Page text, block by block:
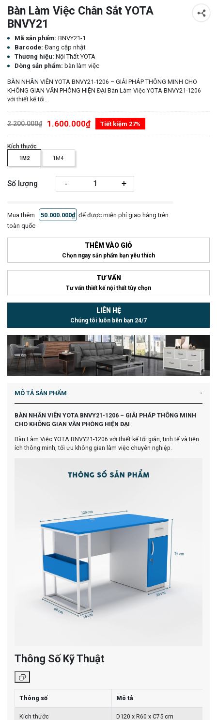
Bàn Làm Việc Chân Sắt YOTA
BNVY21
Mã sản phẩm: BNVY21-1
Barcode: Đang cập nhật
Thương hiệu: Nội Thất YOTA
Dòng sản phẩm: bàn làm việc
BÀN NHÂN VIÊN YOTA BNVY21-1206 – GIẢI PHÁP THÔNG MINH CHO
KHÔNG GIAN VĂN PHÒNG HIỆN ĐẠI Bàn Làm Việc YOTA BNVY21-1206
với thiết kế tối...
2.200.000₫ 1.600.000₫ Tiết kiệm 27%
Kích thước
1M2 1M4
Số lượng - +
Mua thêm 50.000.000₫ để được miễn phí giao hàng trên
toàn quốc
THÊM VÀO GIỎ
Chọn ngay sản phẩm bạn yêu thích
TƯ VẤN
Tư vấn thiết kế nội thất tùy chọn
LIÊN HỆ
Chúng tôi luôn bên bạn 24/7
MÔ TẢ SẢN PHẨM
BÀN NHÂN VIÊN YOTA BNVY21-1206 – GIẢI PHÁP THÔNG MINH
CHO KHÔNG GIAN VĂN PHÒNG HIỆN ĐẠI
Bàn Làm Việc YOTA BNVY21-1206 với thiết kế tối giản, tinh tế và tiện
ích thông minh, tối ưu không gian làm việc chuyên nghiệp.
Thông Số Kỹ Thuật
Thông số Mô tả
Kích thước D120 x R60 x C75 cm